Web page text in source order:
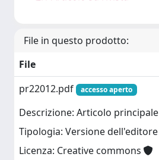
File in questo prodotto:
File
pr22012.pdf
accesso aperto
Descrizione: Articolo principale
Tipologia: Versione dell'editore
Licenza: Creative commons